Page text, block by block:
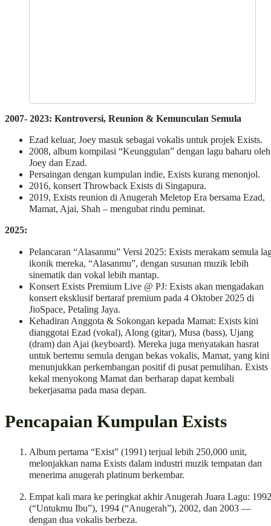
2007- 2023: Kontroversi, Reunion & Kemunculan Semula
Ezad keluar, Joey masuk sebagai vokalis untuk projek Exists.
2008, album kompilasi “Keunggulan” dengan lagu baharu oleh
Joey dan Ezad.
Persaingan dengan kumpulan indie, Exists kurang menonjol.
2016, konsert Throwback Exists di Singapura.
2019, Exists reunion di Anugerah Meletop Era bersama Ezad,
Mamat, Ajai, Shah – mengubat rindu peminat.
2025:
Pelancaran “Alasanmu” Versi 2025: Exists merakam semula
ikonik mereka, “Alasanmu”, dengan susunan muzik lebih
sinematik dan vokal lebih mantap.
Konsert Exists Premium Live @ PJ: Exists akan mengadakan
konsert eksklusif bertaraf premium pada 4 Oktober 2025 di
JioSpace, Petaling Jaya.
Kehadiran Anggota & Sokongan kepada Mamat: Exists kini
dianggotai Ezad (vokal), Along (gitar), Musa (bass), Ujang
(dram) dan Ajai (keyboard). Mereka juga menyatakan hasrat
untuk bertemu semula dengan bekas vokalis, Mamat, yang kini
menunjukkan perkembangan positif di pusat pemulihan. Exists
kekal menyokong Mamat dan berharap dapat kembali
bekerjasama pada masa depan.
Pencapaian Kumpulan Exists
Album pertama “Exist” (1991) terjual lebih 250,000 unit,
melonjakkan nama Exists dalam industri muzik tempatan dan
menerima anugerah platinum berkembar.
Empat kali mara ke peringkat akhir Anugerah Juara Lagu: 1992
(“Untukmu Ibu”), 1994 (“Anugerah”), 2002, dan 2003 —
dengan dua vokalis berbeza.